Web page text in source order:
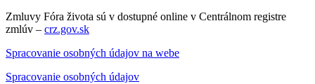
Zmluvy Fóra života sú v dostupné online v Centrálnom registre
zmlúv – crz.gov.sk
Spracovanie osobných údajov na webe
Spracovanie osobných údajov